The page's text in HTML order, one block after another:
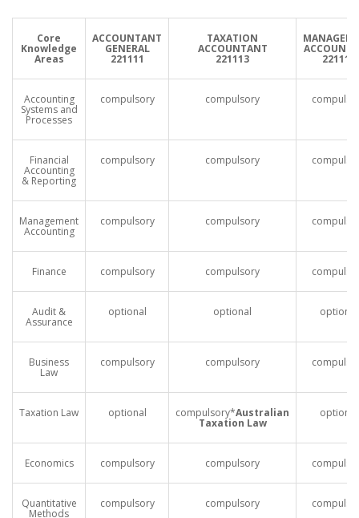
Core
Knowledge
Areas
ACCOUNTANT
GENERAL
221111
TAXATION
ACCOUNTANT
221113 221112
Accounting
Systems and
Processes
compulsory compulsory
Financial
Accounting
& Reporting
compulsory compulsory
Management
Accounting
compulsory compulsory
Finance compulsory compulsory
Audit &
Assurance
optional optional optional
Business
Law
compulsory compulsory
Taxation Law optional compulsory*Australian
Taxation Law
optional
Economics compulsory compulsory
Quantitative
Methods
compulsory compulsory